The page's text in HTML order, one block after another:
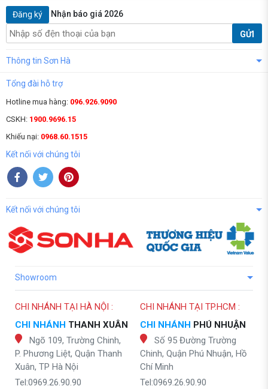
Đăng ký Nhận báo giá 2026
GỬI
Thông tin Sơn Hà
Tổng đài hỗ trợ
Hotline mua hàng: 096.926.9090
CSKH: 1900.9696.15
Khiếu nại: 0968.60.1515
Kết nối với chúng tôi
Kết nối với chúng tôi
Showroom
CHI NHÁNH TẠI HÀ NỘI :
CHI NHÁNH THANH XUÂN
Ngõ 109, Trường Chinh,
P. Phương Liệt, Quận Thanh
Xuân, TP Hà Nội
Tel:0969.26.90.90
CHI NHÁNH TẠI TP.HCM :
CHI NHÁNH PHÚ NHUẬN
Số 95 Đường Trường
Chinh, Quận Phú Nhuận, Hồ
Chí Minh
Tel:0969.26.90.90